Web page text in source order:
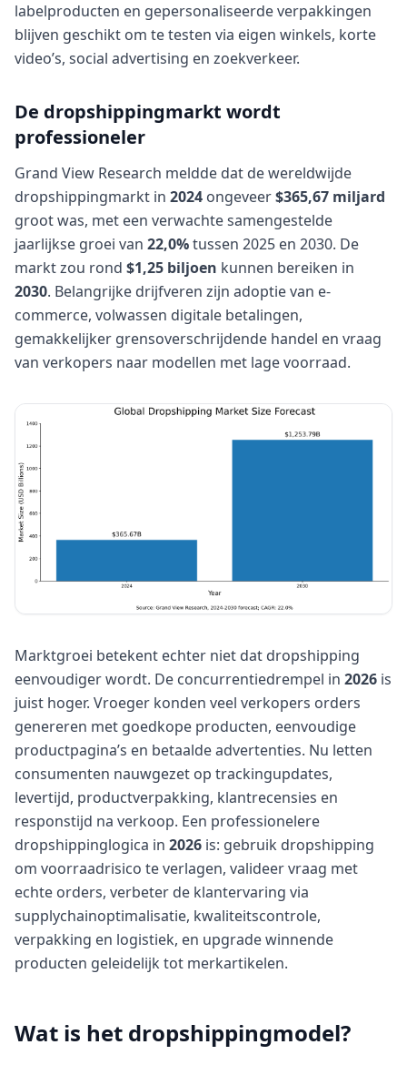
labelproducten en gepersonaliseerde verpakkingen
blijven geschikt om te testen via eigen winkels, korte
video’s, social advertising en zoekverkeer.
De dropshippingmarkt wordt
professioneler
Grand View Research meldde dat de wereldwijde
dropshippingmarkt in 2024 ongeveer$365,67 miljard
groot was, met een verwachte samengestelde
jaarlijkse groei van 22,0%tussen 2025 en 2030. De
markt zou rond $1,25 biljoen kunnen bereiken in
2030. Belangrijke drijfveren zijn adoptie van e-
commerce, volwassen digitale betalingen,
gemakkelijker grensoverschrijdende handel en vraag
van verkopers naar modellen met lage voorraad.
Marktgroei betekent echter niet dat dropshipping
eenvoudiger wordt. De concurrentiedrempel in 2026 is
juist hoger. Vroeger konden veel verkopers orders
genereren met goedkope producten, eenvoudige
productpagina’s en betaalde advertenties. Nu letten
consumenten nauwgezet op trackingupdates,
levertijd, productverpakking, klantrecensies en
responstijd na verkoop. Een professionelere
dropshippinglogica in 2026 is: gebruik dropshipping
om voorraadrisico te verlagen, valideer vraag met
echte orders, verbeter de klantervaring via
supplychainoptimalisatie, kwaliteitscontrole,
verpakking en logistiek, en upgrade winnende
producten geleidelijk tot merkartikelen.
Wat is het dropshippingmodel?